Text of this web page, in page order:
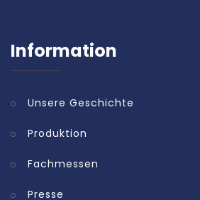
Information
Unsere Geschichte
Produktion
Fachmessen
Presse